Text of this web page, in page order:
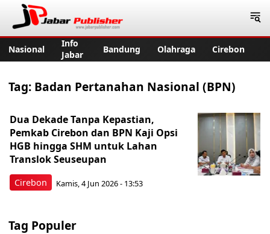
Nasional
Info
Jabar
Bandung Olahraga Cirebon
Tag: Badan Pertanahan Nasional (BPN)
Cirebon
Dua Dekade Tanpa Kepastian,
Pemkab Cirebon dan BPN Kaji Opsi
HGB hingga SHM untuk Lahan
Translok Seuseupan
Kamis, 4 Jun 2026 - 13:53
Tag Populer